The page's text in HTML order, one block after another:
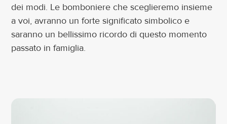
dei modi. Le bomboniere che sceglieremo insieme
a voi, avranno un forte significato simbolico e
saranno un bellissimo ricordo di questo momento
passato in famiglia.